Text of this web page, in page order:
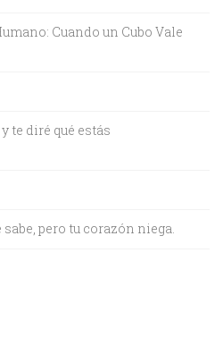
Cuando un Cubo Vale
te diré qué estás
pero tu corazón niega.